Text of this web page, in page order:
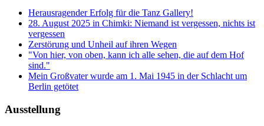
Herausragender Erfolg für die Tanz Gallery!
28. August 2025 in Chimki: Niemand ist vergessen, nichts ist
vergessen
Zerstörung und Unheil auf ihren Wegen
"Von hier, von oben, kann ich alle sehen, die auf dem Hof
sind."
Mein Großvater wurde am 1. Mai 1945 in der Schlacht um
Berlin getötet
Ausstellung